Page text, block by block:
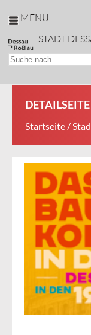
MENU
STADT
DETAILSEITE
Startseite /